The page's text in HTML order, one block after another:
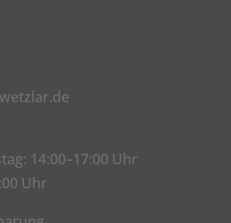
14:00–17:00 Uhr
Uhr